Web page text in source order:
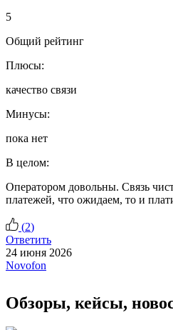
5
Общий рейтинг
Плюсы:
качество связи
Минусы:
пока нет
В целом:
Оператором довольны. Связь
платежей, что ожидаем, то и
(2)
Ответить
24 июня 2026
Novofon
Обзоры, кейсы,